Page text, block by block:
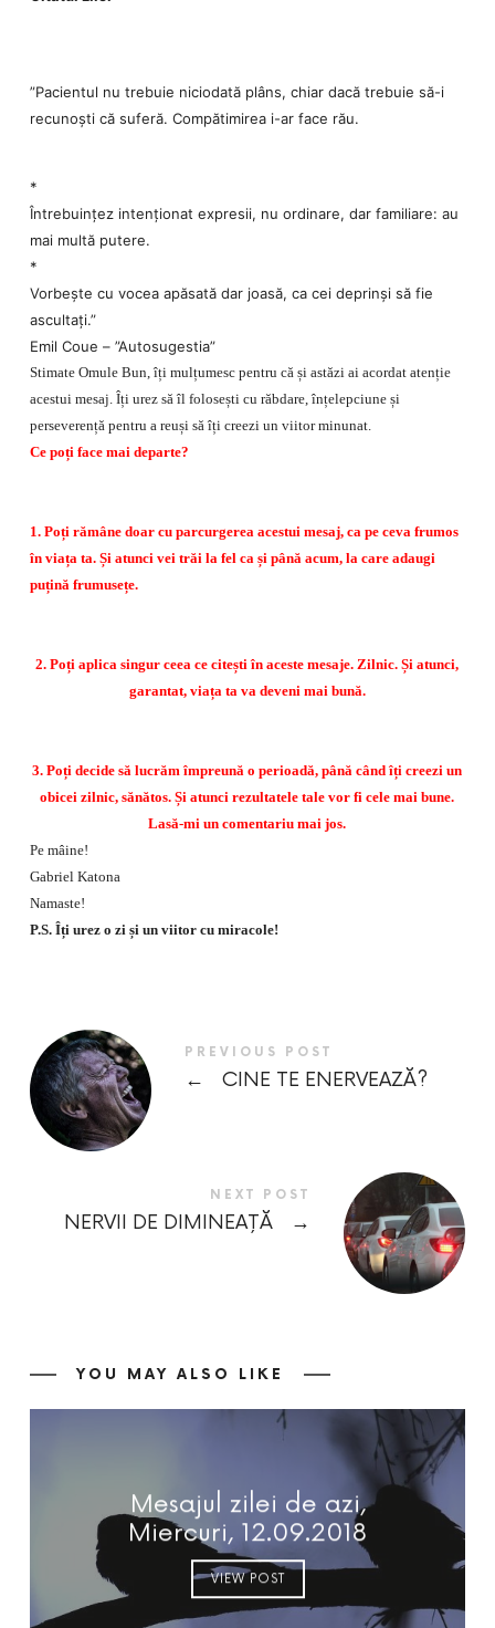
”Pacientul nu trebuie niciodată plâns, chiar dacă trebuie să-i
recunoști că suferă. Compătimirea i-ar face rău.
*
Întrebuințez intenționat expresii, nu ordinare, dar familiare: au
mai multă putere.
*
Vorbește cu vocea apăsată dar joasă, ca cei deprinși să fie
ascultați.”
Emil Coue – ”Autosugestia”
Stimate Omule Bun, îți mulțumesc pentru că și astăzi ai acordat atenție
acestui mesaj. Îți urez să îl folosești cu răbdare, înțelepciune și
perseverență pentru a reuși să îți creezi un viitor minunat.
Ce poți face mai departe?
1. Poți rămâne doar cu parcurgerea acestui mesaj, ca pe ceva frumos
în viața ta. Și atunci vei trăi la fel ca și până acum, la care adaugi
puțină frumusețe.
2. Poți aplica singur ceea ce citești în aceste mesaje. Zilnic. Și atunci,
garantat, viața ta va deveni mai bună.
3. Poți decide să lucrăm împreună o perioadă, până când îți creezi un
obicei zilnic, sănătos. Și atunci rezultatele tale vor fi cele mai bune.
Lasă-mi un comentariu mai jos.
Pe mâine!
Gabriel Katona
Namaste!
P.S. Îți urez o zi și un viitor cu miracole!
PREVIOUS POST
← CINE TE ENERVEAZĂ?
NEXT POST
NERVII DE DIMINEAȚĂ →
YOU MAY ALSO LIKE
Mesajul zilei de azi,
Miercuri, 12.09.2018
VIEW POST